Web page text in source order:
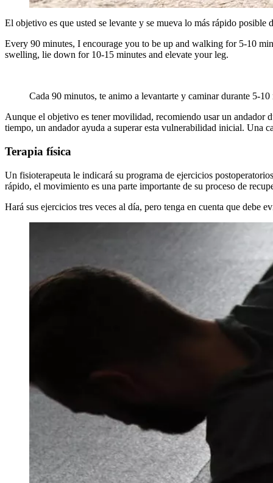
El objetivo es que usted se levante y se mueva lo más rápido posible
Every 90 minutes, I encourage you to be up and walking for 5-10
swelling, lie down for 10-15 minutes and elevate your leg.
Cada 90 minutos, te animo a levantarte y caminar durante 5-10
Aunque el objetivo es tener movilidad, recomiendo usar un andador
tiempo, un andador ayuda a superar esta vulnerabilidad inicial. Una
Terapia física
Un fisioterapeuta le indicará su programa de ejercicios
rápido, el movimiento es una parte importante de su proceso de
Hará sus ejercicios tres veces al día, pero tenga en cuenta que debe